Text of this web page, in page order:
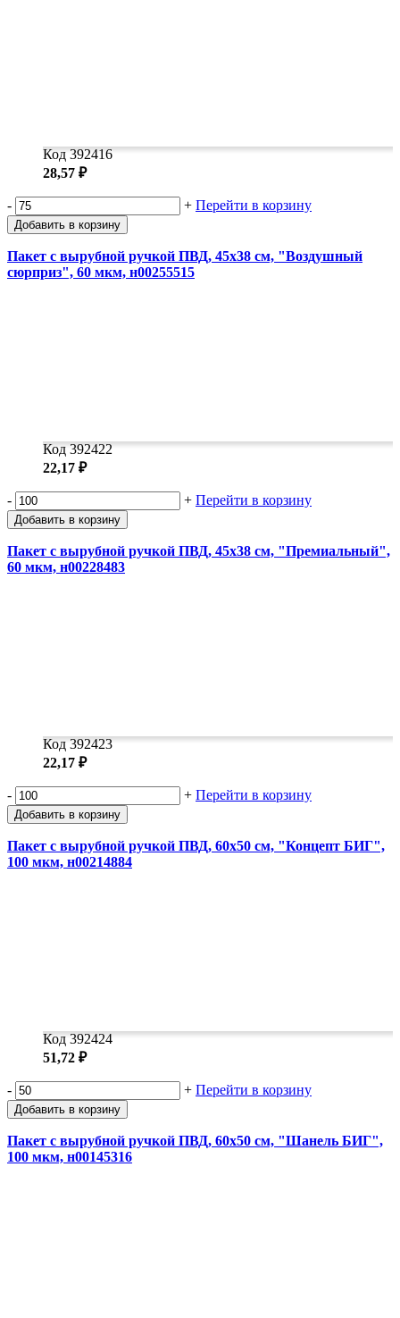
Код 392416
28,57 ₽
- + Перейти в корзину
Добавить в корзину
Пакет с вырубной ручкой ПВД, 45х38 см, "Воздушный
сюрприз", 60 мкм, н00255515
Код 392422
22,17 ₽
- + Перейти в корзину
Добавить в корзину
Пакет с вырубной ручкой ПВД, 45х38 см, "Премиальный",
60 мкм, н00228483
Код 392423
22,17 ₽
- + Перейти в корзину
Добавить в корзину
Пакет с вырубной ручкой ПВД, 60х50 см, "Концепт БИГ",
100 мкм, н00214884
Код 392424
51,72 ₽
- + Перейти в корзину
Добавить в корзину
Пакет с вырубной ручкой ПВД, 60х50 см, "Шанель БИГ",
100 мкм, н00145316